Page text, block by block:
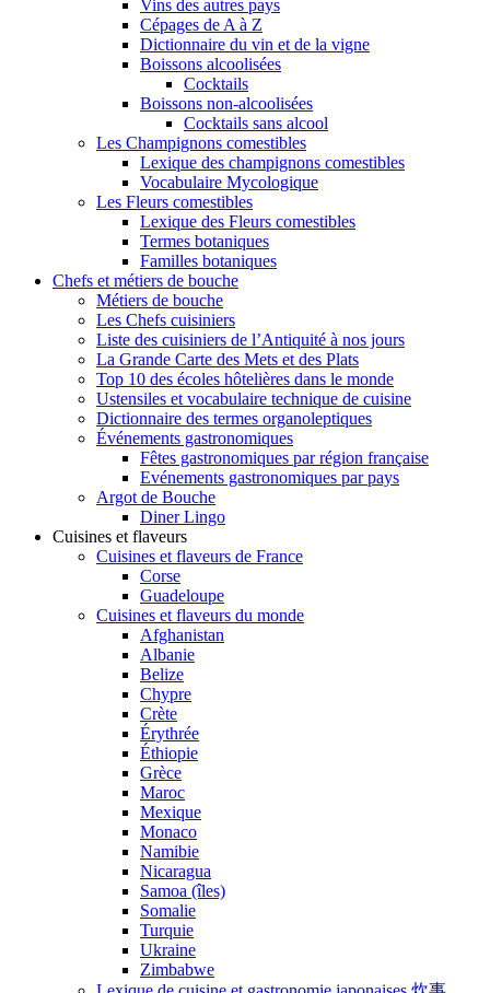
Vins des autres pays
Cépages de A à Z
Dictionnaire du vin et de la vigne
Boissons alcoolisées
Cocktails
Boissons non-alcoolisées
Cocktails sans alcool
Les Champignons comestibles
Lexique des champignons comestibles
Vocabulaire Mycologique
Les Fleurs comestibles
Lexique des Fleurs comestibles
Termes botaniques
Familles botaniques
Chefs et métiers de bouche
Métiers de bouche
Les Chefs cuisiniers
Liste des cuisiniers de l’Antiquité à nos jours
La Grande Carte des Mets et des Plats
Top 10 des écoles hôtelières dans le monde
Ustensiles et vocabulaire technique de cuisine
Dictionnaire des termes organoleptiques
Événements gastronomiques
Fêtes gastronomiques par région française
Evénements gastronomiques par pays
Argot de Bouche
Diner Lingo
Cuisines et flaveurs
Cuisines et flaveurs de France
Corse
Guadeloupe
Cuisines et flaveurs du monde
Afghanistan
Albanie
Belize
Chypre
Crète
Érythrée
Éthiopie
Grèce
Maroc
Mexique
Monaco
Namibie
Nicaragua
Samoa (îles)
Somalie
Turquie
Ukraine
Zimbabwe